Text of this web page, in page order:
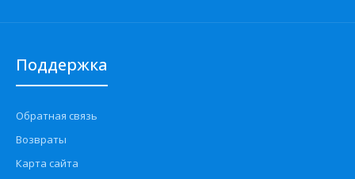
Применение на автомобилях семейства ВАЗ-21214 Нива,
Поддержка
Обратная связь
Возвраты
Карта сайта